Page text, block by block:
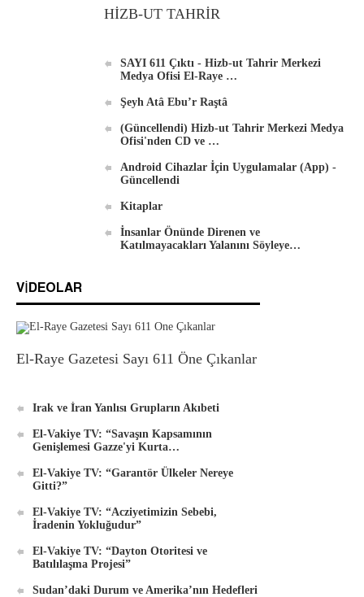
Android İçin Yeni El-Waie Dergisi Uygulaması
HİZB-UT TAHRİR
SAYI 611 Çıktı - Hizb-ut Tahrir Merkezi
Medya Ofisi El-Raye …
Şeyh Atâ Ebu’r Raştâ
(Güncellendi) Hizb-ut Tahrir Merkezi Medya
Ofisi'nden CD ve …
Android Cihazlar İçin Uygulamalar (App) -
Güncellendi
Kitaplar
İnsanlar Önünde Direnen ve
Katılmayacakları Yalanını Söyleye…
VIDEOLAR
El-Raye Gazetesi Sayı 611 Öne Çıkanlar
Irak ve İran Yanlısı Grupların Akıbeti
El-Vakiye TV: “Savaşın Kapsamının
Genişlemesi Gazze'yi Kurta…
El-Vakiye TV: “Garantör Ülkeler Nereye
Gitti?”
El-Vakiye TV: “Acziyetimizin Sebebi,
İradenin Yokluğudur”
El-Vakiye TV: “Dayton Otoritesi ve
Batılılaşma Projesi”
Sudan’daki Durum ve Amerika’nın Hedefleri